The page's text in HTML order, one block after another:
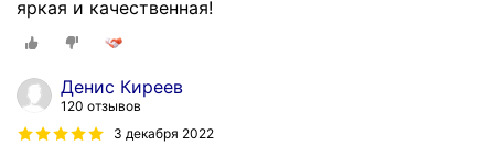
яркая и качественная!
Денис Киреев
120 отзывов
3 декабря 2022